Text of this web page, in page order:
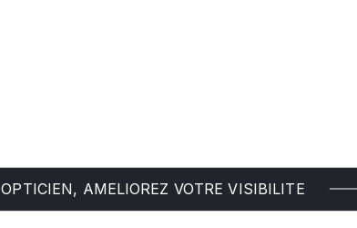
OPTICIEN, AMELIOREZ VOTRE VISIBILITE